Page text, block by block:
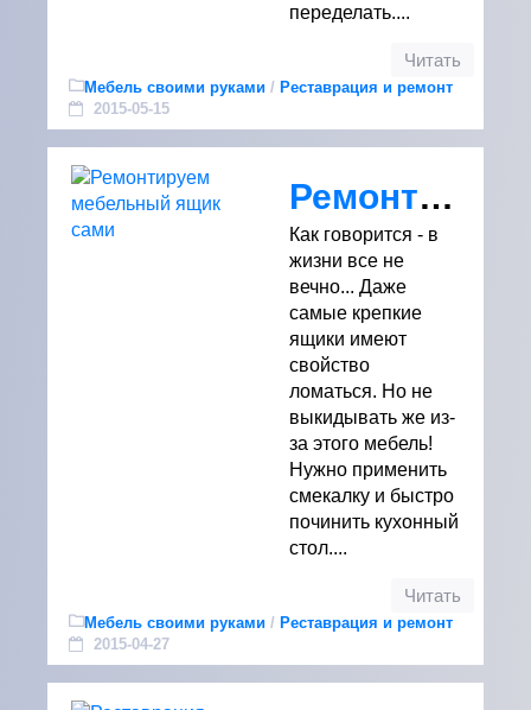
переделать....
Читать
Мебель своими руками / Реставрация и ремонт
2015-05-15
Ремонтируем мебельный ящик сами
Как говорится - в
жизни все не
вечно... Даже
самые крепкие
ящики имеют
свойство
ломаться. Но не
выкидывать же из-
за этого мебель!
Нужно применить
смекалку и быстро
починить кухонный
стол....
Читать
Мебель своими руками / Реставрация и ремонт
2015-04-27